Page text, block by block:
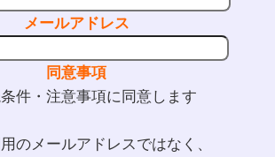
メールアドレス
同意事項
件・注意事項に同意します
のメールアドレスではなく、